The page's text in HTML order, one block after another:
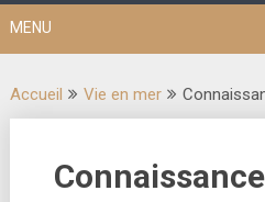
MENU
Accueil Vie en mer